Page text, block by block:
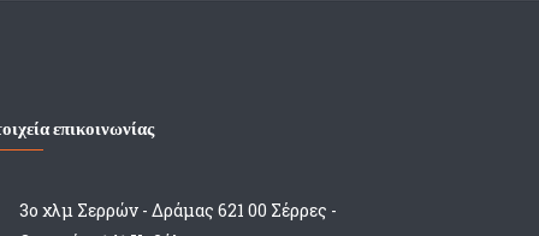
επικοινωνίας
3ο χλμ Σερρών - Δράμας 621 00 Σέρρες -